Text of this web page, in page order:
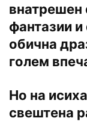
внатрешен
фантазии и
обична
голем
Но на
свештена